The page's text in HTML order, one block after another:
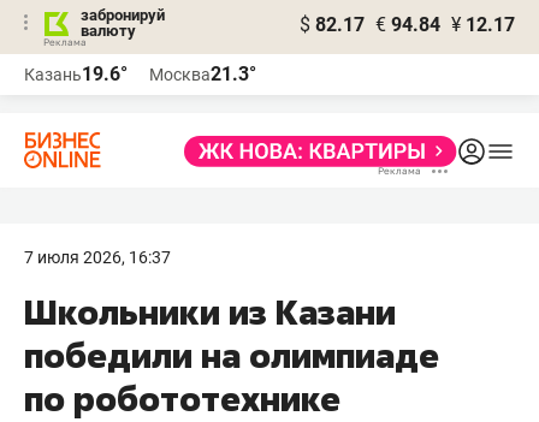
забронируй
валюту
$ 82.17 € 94.84 ¥ 12.17
Казань19.6° Москва21.3°
7 июля 2026, 16:37
Школьники из Казани
победили на олимпиаде
по робототехнике